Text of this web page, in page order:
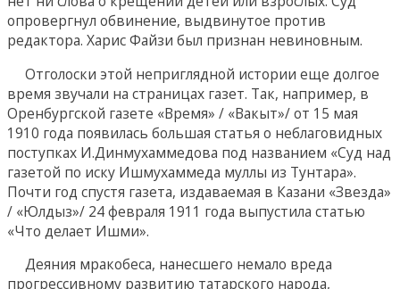
опровергнул обвинение, выдвинутое против
редактора. Харис Файзи был признан невиновным.
Отголоски этой неприглядной истории еще долгое
время звучали на страницах газет. Так, например, в
Оренбургской газете «Время» / «Вакыт»/ от 15 мая
1910 года появилась большая статья о неблаговидных
поступках И.Динмухаммедова под названием «Суд над
газетой по иску Ишмухаммеда муллы из Тунтара».
Почти год спустя газета, издаваемая в Казани «Звезда»
/ «Юлдыз»/ 24 февраля 1911 года выпустила статью
«Что делает Ишми».
Деяния мракобеса, нанесшего немало вреда
прогрессивному развитию татарского народа,